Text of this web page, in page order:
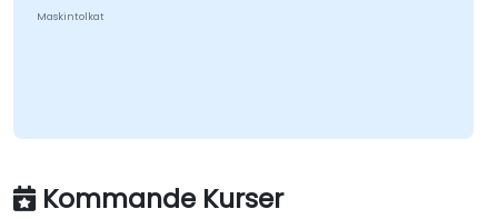
Maskintolkat
Kommande Kurser